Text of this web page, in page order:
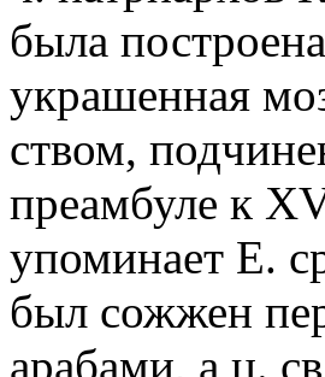
была
украшенная
ством,
преамбуле к
упоминает Е.
был сожжен
арабами, а ц.